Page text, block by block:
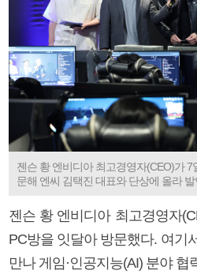
젠슨 황 엔비디아 최고경영자(CEO)가
문해 엔씨 김택진 대표와 단상에 올라
젠슨 황 엔비디아 최고경영자
PC방을 잇달아 방문했다. 여기
만나 게임·인공지능(AI) 분야